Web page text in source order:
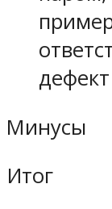
Минусы
Итог